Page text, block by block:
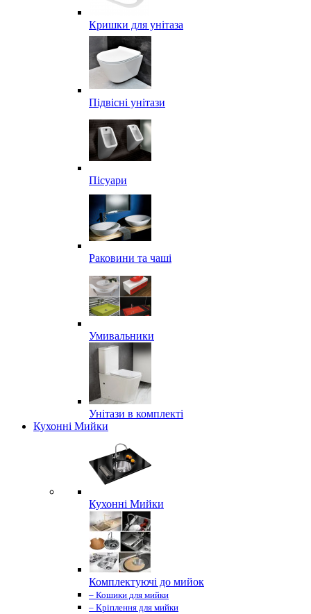
Кришки для унітаза
Підвісні унітази
Пісуари
Раковини та чаші
Умивальники
Унітази в комплекті
Кухонні Мийки
Кухонні Мийки
Комплектуючі до мийок
– Кошики для мийки
– Кріплення для мийки